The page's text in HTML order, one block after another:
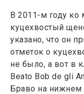
В 2011-м году ко
куцехвостый
указано, что он
отметок о
не было, а вот в
Beato Bob de gli
Браво на нижнем